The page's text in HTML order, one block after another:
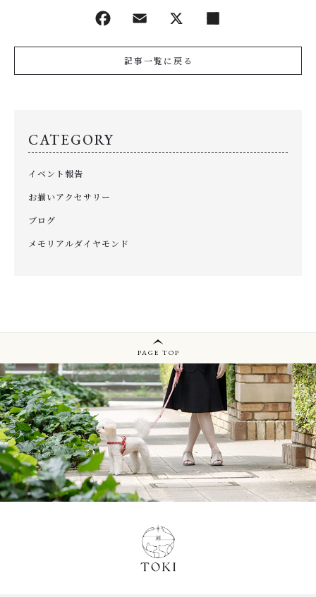
記事一覧に戻る
CATEGORY
イベント報告
お揃いアクセサリー
ブログ
メモリアルダイヤモンド
PAGE TOP